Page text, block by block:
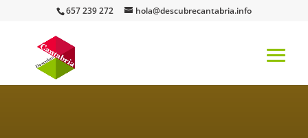
657 239 272 hola@descubrecantabria.info